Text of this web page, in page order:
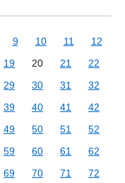
9 10 11
12
19 20 21
22
29 30 31
32
39 40 41
42
49 50 51
52
59 60 61
62
69 70 71
72